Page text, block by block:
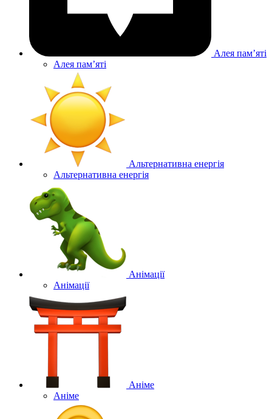
Алея памʼяті
Алея памʼяті
Альтернативна енергія
Альтернативна енергія
Анімації
Анімації
Аніме
Аніме